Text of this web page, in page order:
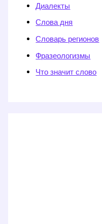
Диалекты
Слова дня
Словарь регионов
Фразеологизмы
Что значит слово